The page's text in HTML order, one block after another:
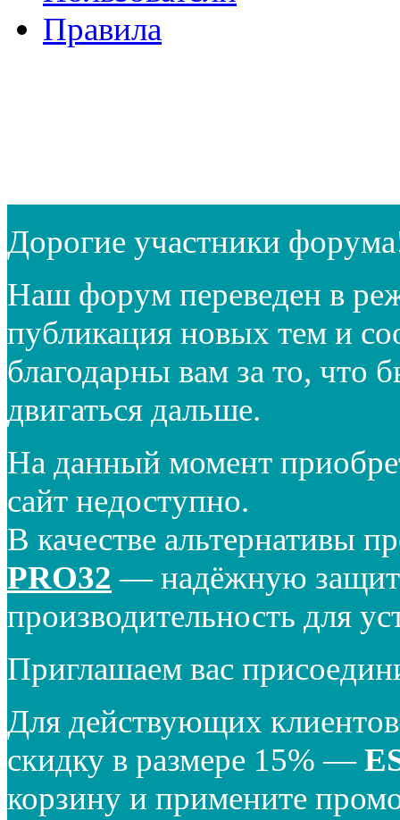
Правила
Дорогие участники
Наш форум переведен в
публикация новых тем и
благодарны вам за то, что
двигаться дальше.
На данный момент
сайт недоступно.
В качестве альтернативы
PRO32 — надёжную
производительность для
Приглашаем вас
Для действующих
скидку в размере 15% —
корзину и примените